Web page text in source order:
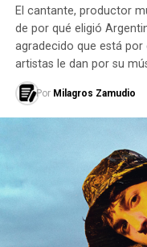
El cantante, productor
de por qué eligió
agradecido que está
artistas le dan por su
Por Milagros Zamudio